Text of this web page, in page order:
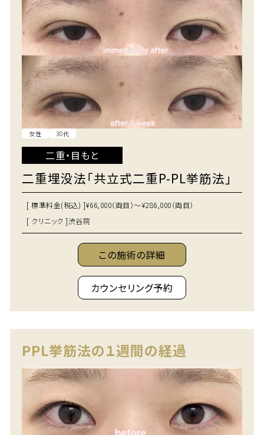
女性 30代
二重・目もと
二重埋没法「共立式二重P-PL挙筋法」
[ 標準料金(税込) ]¥66,000（両目）～¥286,000（両目）
[ クリニック ]渋谷院
この施術の詳細
カウンセリング予約
PPL挙筋法の１週間の経過